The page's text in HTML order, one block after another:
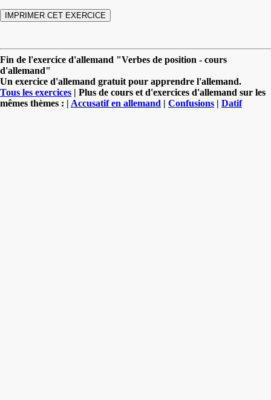
Fin de l'exercice d'allemand "Verbes de position - cours
d'allemand"
Un exercice d'allemand gratuit pour apprendre l'allemand.
Tous les exercices | Plus de cours et d'exercices d'allemand sur les
mêmes thèmes : | Accusatif en allemand | Confusions | Datif